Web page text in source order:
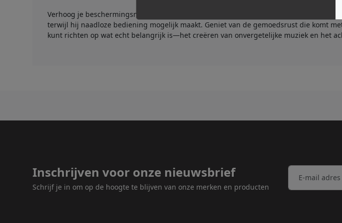
Verhoog je beschermingsniveau en houd je GM-800 in onberispelijke staat met de
terwijl hij naadloze bediening mogelijk maakt. Geniet van de gemoedsrust die komt
kunt richten op wat echt belangrijk is—het creëren van onvergetelijke muziek en het
Inschrijven voor onze nieuwsbrief
Schrijf je in om op de hoogte te blijven van onze merken en producten